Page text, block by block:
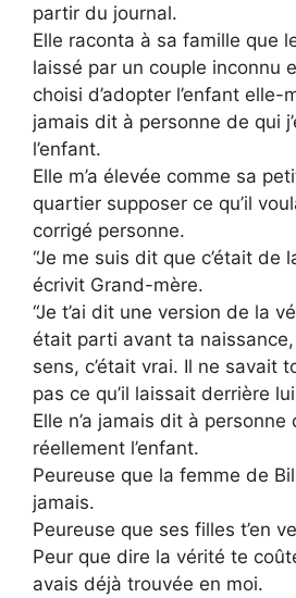
partir du journal.
Elle raconta à sa famille que
laissé par un couple inconnu
choisi d’adopter l’enfant elle-
jamais dit à personne de qui
l’enfant.
Elle m’a élevée comme sa
quartier supposer ce qu’il
corrigé personne.
“Je me suis dit que c’était de
écrivit Grand-mère.
“Je t’ai dit une version de la
était parti avant ta naissance,
sens, c’était vrai. Il ne savait
pas ce qu’il laissait derrière
Elle n’a jamais dit à personne
réellement l’enfant.
Peureuse que la femme de
jamais.
Peureuse que ses filles t’en
Peur que dire la vérité te
avais déjà trouvée en moi.